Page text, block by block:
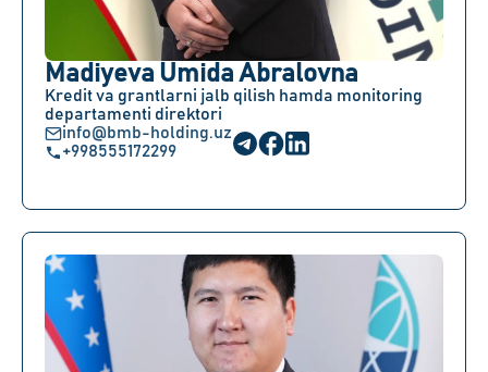
Madiyeva Umida Abralovna
Kredit va grantlarni jalb qilish hamda monitoring
departamenti direktori
info@bmb-holding.uz
+998555172299